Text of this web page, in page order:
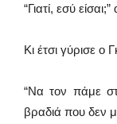
“Γιατί, εσύ
Κι έτσι γύρισε ο
“Να τον πάμε
βραδιά που δεν